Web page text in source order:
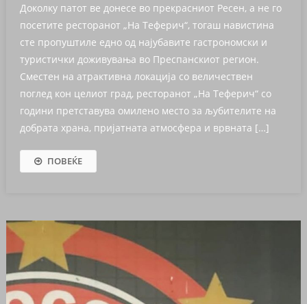
Доколку патот ве донесе во прекрасниот Ресен, а не го
посетите ресторанот „На Теферич“, тогаш навистина
сте пропуштиле едно од најубавите гастрономски и
туристички доживувања во Преспанскиот регион.
Сместен на атрактивна локација со величествен
поглед кон целиот град, ресторанот „На Теферич“ со
години претставува омилено место за љубителите на
добрата храна, пријатната атмосфера и врвната […]
ПОВЕЌЕ